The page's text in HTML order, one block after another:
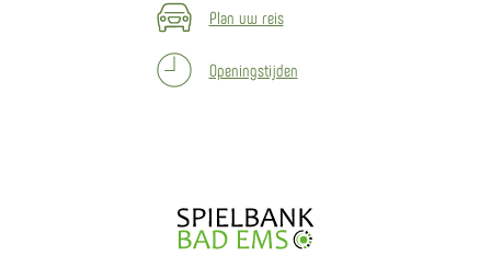
Plan uw reis
Openingstijden